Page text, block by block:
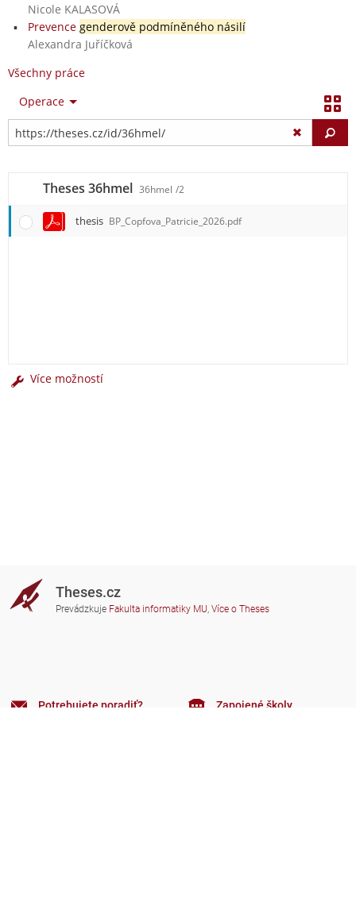
Nicole KALASOVÁ
Prevence genderově podmíněného násilí
Alexandra Juříčková
Všechny práce
Operace
Theses 36hmel 36hmel /2
thesis BP_Copfova_Patricie_2026.pdf
Více možností
Theses.cz
Prevádzkuje Fakulta informatiky MU, Více o Theses
Potrebujete poradiť? Zapojené školy